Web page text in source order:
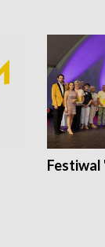
Festiwal